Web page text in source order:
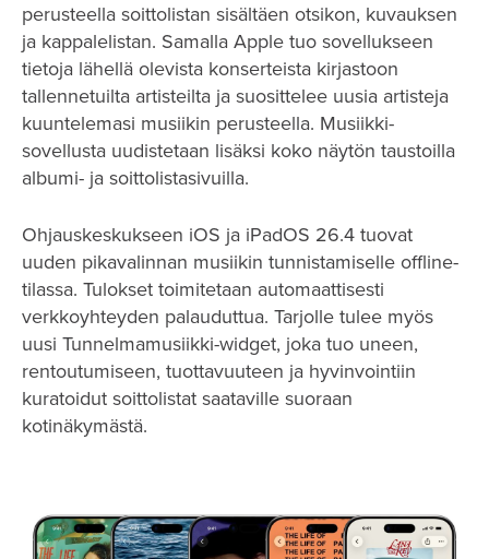
perusteella soittolistan sisältäen otsikon, kuvauksen
ja kappalelistan. Samalla Apple tuo sovellukseen
tietoja lähellä olevista konserteista kirjastoon
tallennetuilta artisteilta ja suosittelee uusia artisteja
kuuntelemasi musiikin perusteella. Musiikki-
sovellusta uudistetaan lisäksi koko näytön taustoilla
albumi- ja soittolistasivuilla.
Ohjauskeskukseen iOS ja iPadOS 26.4 tuovat
uuden pikavalinnan musiikin tunnistamiselle offline-
tilassa. Tulokset toimitetaan automaattisesti
verkkoyhteyden palauduttua. Tarjolle tulee myös
uusi Tunnelmamusiikki-widget, joka tuo uneen,
rentoutumiseen, tuottavuuteen ja hyvinvointiin
kuratoidut soittolistat saataville suoraan
kotinäkymästä.